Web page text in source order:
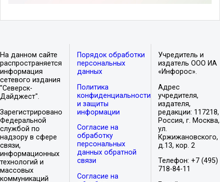
На данном сайте
распространяется
информация
сетевого издания
"Северск-
Дайджест".
Зарегистрировано
Федеральной
службой по
надзору в сфере
связи,
информационных
технологий и
массовых
коммуникаций
Порядок обработки
персональных
данных
Политика
конфиденциальности
и защиты
информации
Согласие на
обработку
персональных
данных обратной
связи
Согласие на
Учредитель и
издатель ООО ИА
«Инфорос».
Адрес
учредителя,
издателя,
редакции: 117218,
Россия, г. Москва,
ул.
Кржижановского,
д.13, кор. 2
Телефон: +7 (495)
718-84-11